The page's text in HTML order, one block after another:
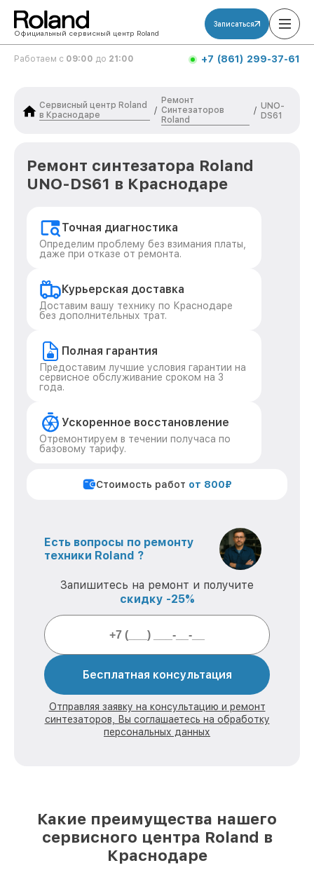
Официальный сервисный центр Roland
Записаться
Работаем с 09:00 до 21:00 +7 (861) 299-37-61
Сервисный центр Roland
в Краснодаре
/
Ремонт
Синтезаторов
Roland
/ UNO-
DS61
Ремонт синтезатора Roland
UNO-DS61 в Краснодаре
Точная диагностика
Определим проблему без взимания платы,
даже при отказе от ремонта.
Курьерская доставка
Доставим вашу технику по Краснодаре
без дополнительных трат.
Полная гарантия
Предоставим лучшие условия гарантии на
сервисное обслуживание сроком на 3
года.
Ускоренное восстановление
Отремонтируем в течении получаса по
базовому тарифу.
Стоимость работ от 800₽
Есть вопросы по ремонту
техники Roland ?
Запишитесь на ремонт и получите
скидку -25%
Бесплатная консультация
Отправляя заявку на консультацию и ремонт
синтезаторов, Вы соглашаетесь на обработку
персональных данных
Какие преимущества нашего
сервисного центра Roland в
Краснодаре